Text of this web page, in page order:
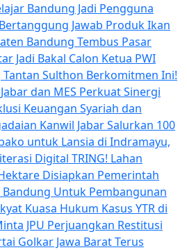
Bandung Jadi Pengguna
Jawab Produk Ikan
Bandung Tembus Pasar
Jadi Bakal Calon Ketua PWI
Tantan Sulthon Berkomitmen Ini!
dan MES Perkuat Sinergi
Keuangan Syariah dan
Kanwil Jabar Salurkan 100
untuk Lansia di Indramayu,
Digital TRING! Lahan
Disiapkan Pemerintah
Untuk Pembangunan
Kuasa Hukum Kasus YTR di
JPU Perjuangkan Restitusi
Golkar Jawa Barat Terus